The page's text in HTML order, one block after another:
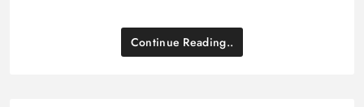
Continue Reading..